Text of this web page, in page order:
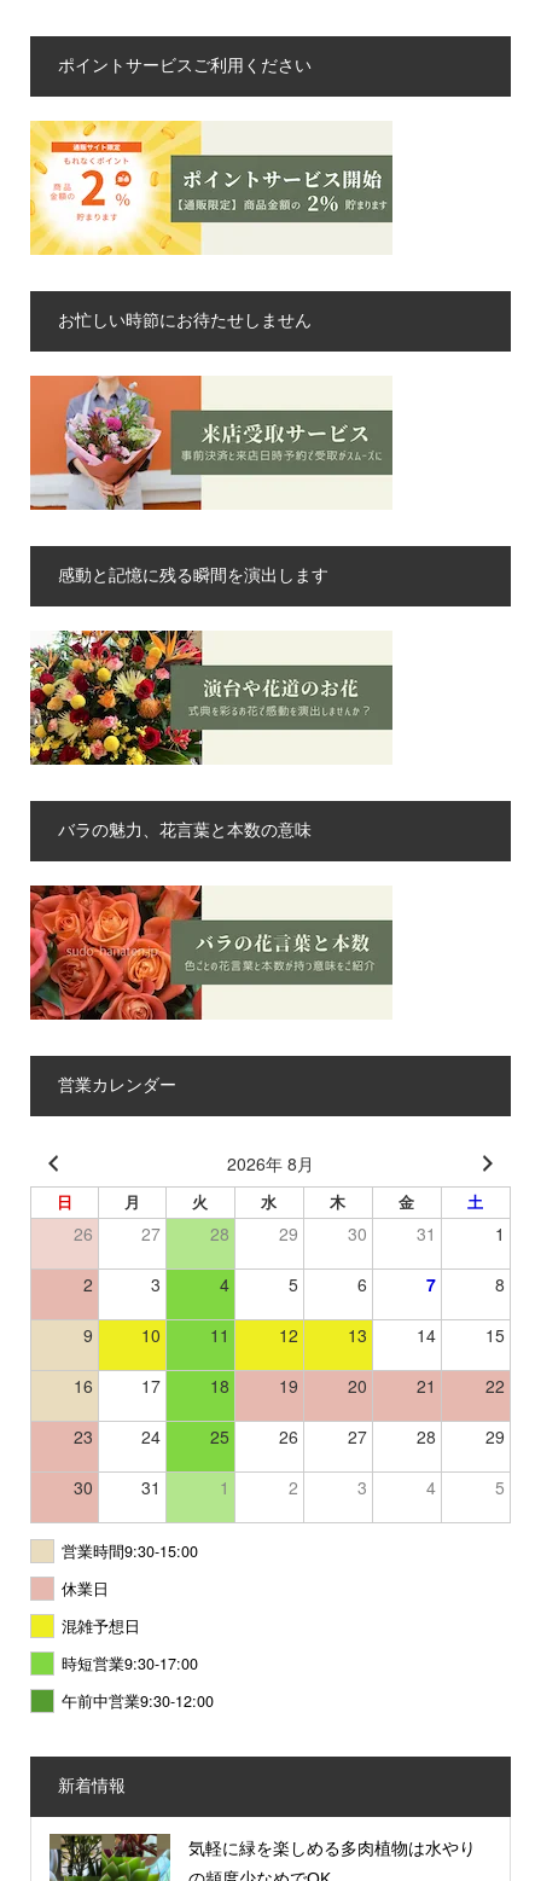
ポイントサービスご利用ください
お忙しい時節にお待たせしません
感動と記憶に残る瞬間を演出します
バラの魅力、花言葉と本数の意味
営業カレンダー
2026年 8月
日 月 火 水 木 金 土
26 27 28 29 30 31 1
2 3 4 5 6 7 8
9 10 11 12 13 14 15
16 17 18 19 20 21 22
23 24 25 26 27 28 29
30 31 1 2 3 4 5
営業時間9:30-15:00
休業日
混雑予想日
時短営業9:30-17:00
午前中営業9:30-12:00
新着情報
気軽に緑を楽しめる多肉植物は水やり